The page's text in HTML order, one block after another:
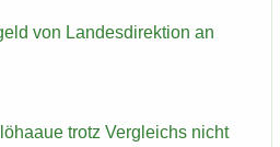
von Lan­des­di­rek­ti­on an
trotz Ver­gleichs nicht